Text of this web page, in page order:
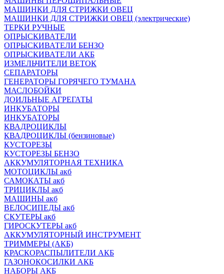
МАШИНКИ ДЛЯ СТРИЖКИ ОВЕЦ
МАШИНКИ ДЛЯ СТРИЖКИ ОВЕЦ (электрические)
ТЕРКИ РУЧНЫЕ
ОПРЫСКИВАТЕЛИ
ОПРЫСКИВАТЕЛИ БЕНЗО
ОПРЫСКИВАТЕЛИ АКБ
ИЗМЕЛЬЧИТЕЛИ ВЕТОК
СЕПАРАТОРЫ
ГЕНЕРАТОРЫ ГОРЯЧЕГО ТУМАНА
МАСЛОБОЙКИ
ДОИЛЬНЫЕ АГРЕГАТЫ
ИНКУБАТОРЫ
ИНКУБАТОРЫ
КВАДРОЦИКЛЫ
КВАДРОЦИКЛЫ (бензиновые)
КУСТОРЕЗЫ
КУСТОРЕЗЫ БЕНЗО
АККУМУЛЯТОРНАЯ ТЕХНИКА
МОТОЦИКЛЫ акб
САМОКАТЫ акб
ТРИЦИКЛЫ акб
МАШИНЫ акб
ВЕЛОСИПЕДЫ акб
СКУТЕРЫ акб
ГИРОСКУТЕРЫ акб
АККУМУЛЯТОРНЫЙ ИНСТРУМЕНТ
ТРИММЕРЫ (АКБ)
КРАСКОРАСПЫЛИТЕЛИ АКБ
ГАЗОНОКОСИЛКИ АКБ
НАБОРЫ АКБ